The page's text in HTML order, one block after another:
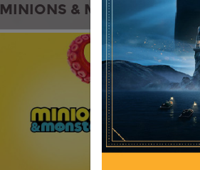
MINIONS & MONSTERS